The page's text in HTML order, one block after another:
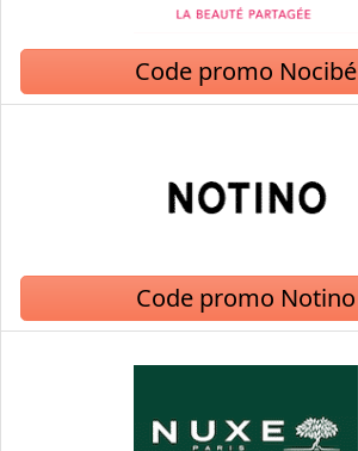
Code promo Nocibé
Code promo Notino